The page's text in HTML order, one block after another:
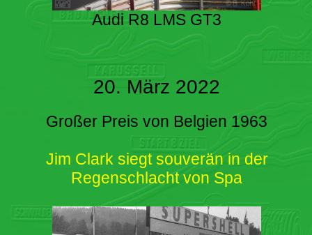
Audi R8 LMS GT3
20. März 2022
Großer Preis von Belgien 1963
Jim Clark siegt souverän in der
Regenschlacht von Spa